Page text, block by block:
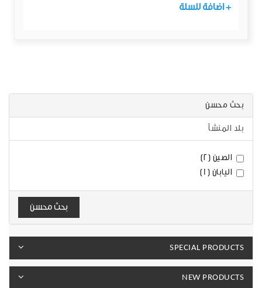
+ اضافة للسلة
بحث محسن
بلد المنشأ
الصين (2)
اليابان (1)
بحث محسن
SPECIAL PRODUCTS
NEW PRODUCTS